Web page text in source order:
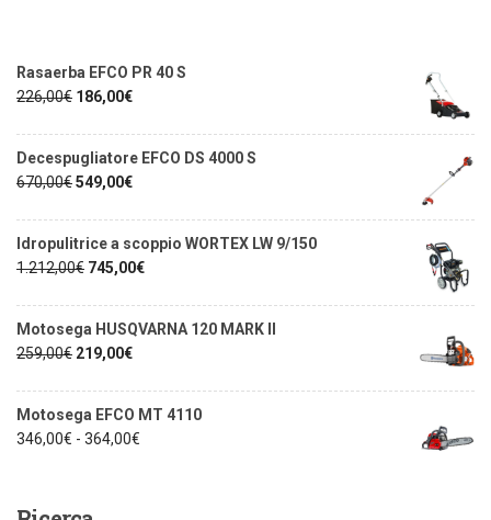
Rasaerba EFCO PR 40 S
226,00€ 186,00€
Decespugliatore EFCO DS 4000 S
670,00€549,00€
Idropulitrice a scoppio WORTEX LW 9/150
1.212,00€ 745,00€
Motosega HUSQVARNA 120 MARK II
259,00€ 219,00€
Motosega EFCO MT 4110
346,00€ - 364,00€